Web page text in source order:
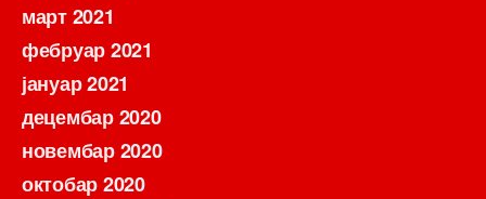
март 2021
фебруар 2021
јануар 2021
децембар 2020
новембар 2020
октобар 2020